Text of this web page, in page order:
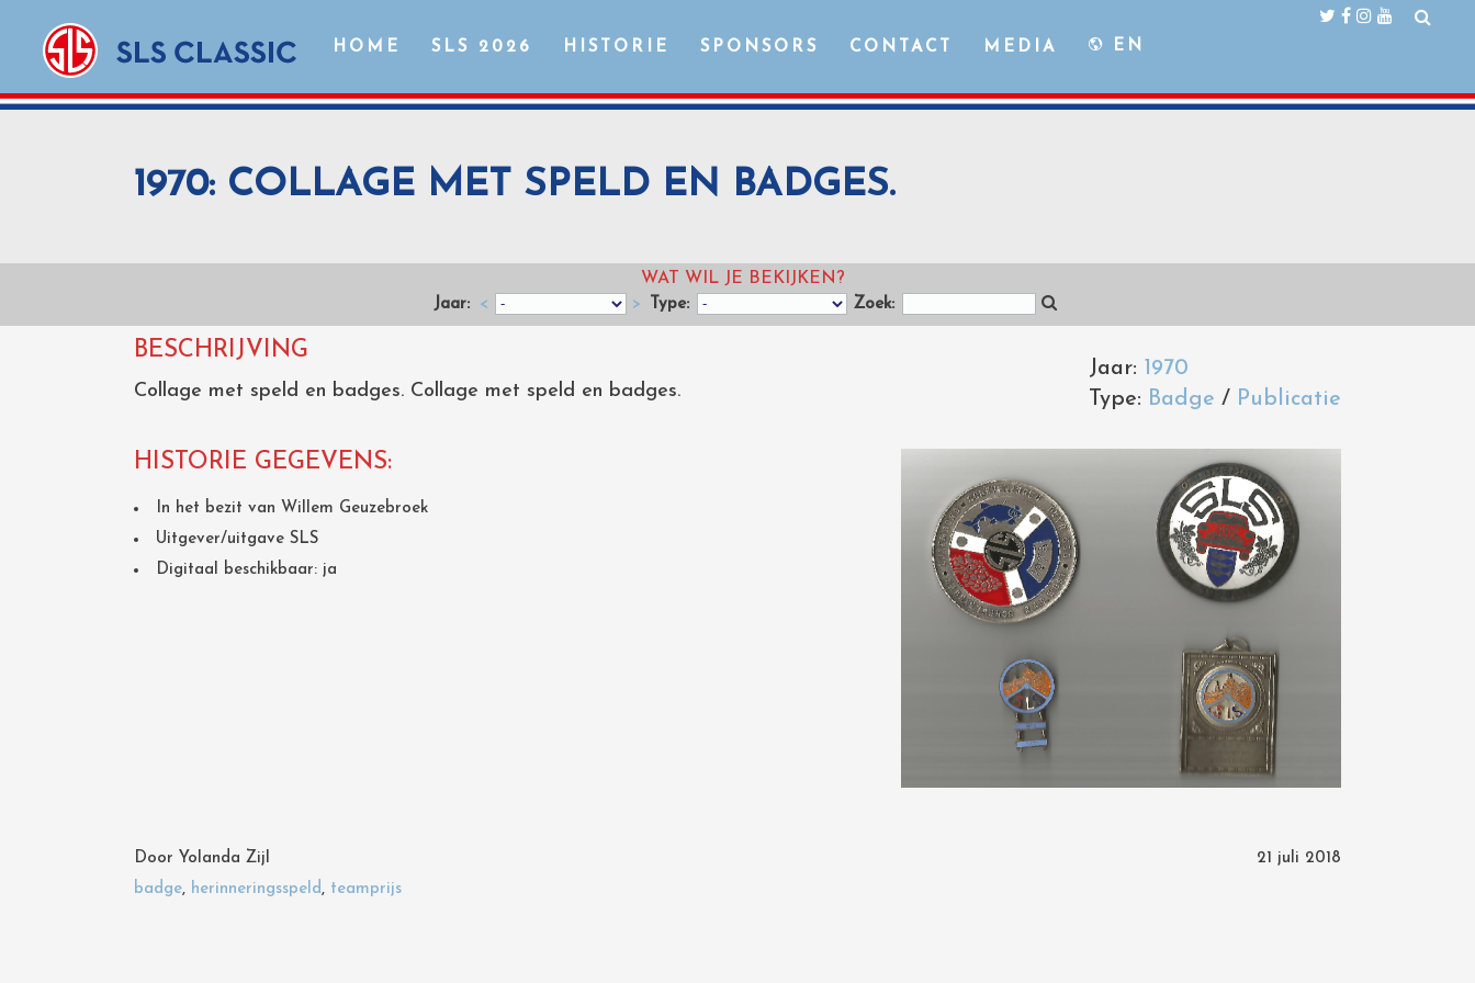
HOME SLS 2026 HISTORIE SPONSORS CONTACT MEDIA EN
1970: COLLAGE MET SPELD EN BADGES.
WAT WIL JE BEKIJKEN?
Jaar: < > Type: Zoek:
Jaar: 1970
Type: Badge / Publicatie
BESCHRIJVING
Collage met speld en badges. Collage met speld en badges.
HISTORIE GEGEVENS:
In het bezit van Willem Geuzebroek
Uitgever/uitgave SLS
Digitaal beschikbaar: ja
Door Yolanda Zijl
21 juli 2018
badge, herinneringsspeld, teamprijs